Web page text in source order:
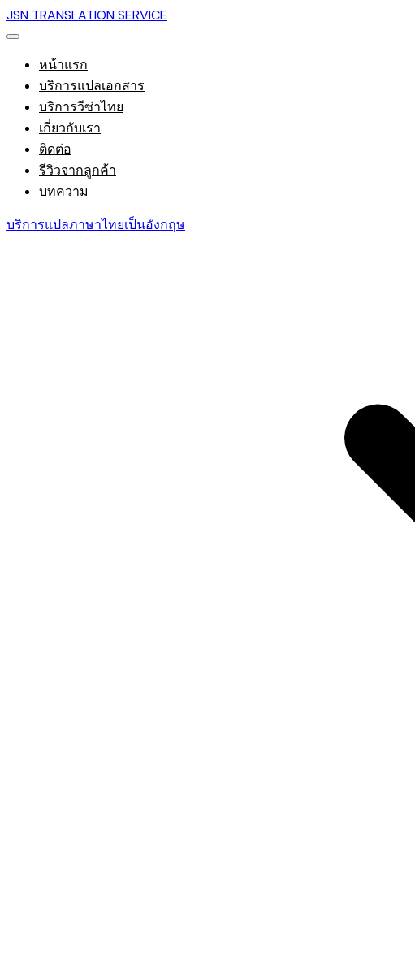
JSN TRANSLATION SERVICE
หน้าแรก
บริการแปลเอกสาร
บริการวีซ่าไทย
เกี่ยวกับเรา
ติดต่อ
รีวิวจากลูกค้า
บทความ
บริการแปลภาษาไทยเป็นอังกฤษ